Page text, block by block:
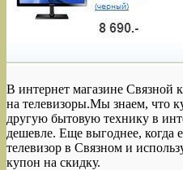
В интернет магазине Связной
на телевизоры.Мы знаем, что
другую бытовую технику в
дешевле. Еще выгоднее, когда
телевизор в Связном и
купон на скидку.